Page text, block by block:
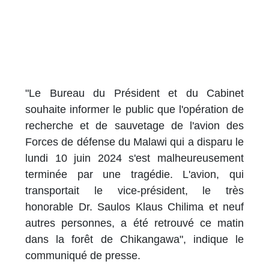
"Le Bureau du Président et du Cabinet
souhaite informer le public que l'opération de
recherche et de sauvetage de l'avion des
Forces de défense du Malawi qui a disparu le
lundi 10 juin 2024 s'est malheureusement
terminée par une tragédie. L'avion, qui
transportait le vice-président, le très
honorable Dr. Saulos Klaus Chilima et neuf
autres personnes, a été retrouvé ce matin
dans la forêt de Chikangawa", indique le
communiqué de presse.